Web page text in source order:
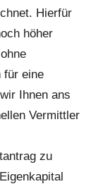
Hierfür
höher
für eine
Ihnen ans
Vermittler
zu